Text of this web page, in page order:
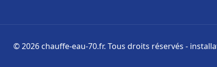
© 2026 chauffe-eau-70.fr. Tous droits réservés -